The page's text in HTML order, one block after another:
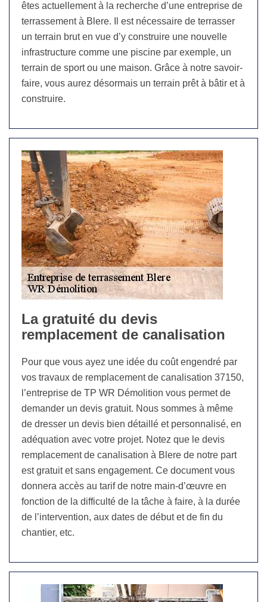
êtes actuellement à la recherche d’une entreprise de
terrassement à Blere. Il est nécessaire de terrasser
un terrain brut en vue d’y construire une nouvelle
infrastructure comme une piscine par exemple, un
terrain de sport ou une maison. Grâce à notre savoir-
faire, vous aurez désormais un terrain prêt à bâtir et à
construire.
La gratuité du devis
remplacement de canalisation
Pour que vous ayez une idée du coût engendré par
vos travaux de remplacement de canalisation 37150,
l’entreprise de TP WR Démolition vous permet de
demander un devis gratuit. Nous sommes à même
de dresser un devis bien détaillé et personnalisé, en
adéquation avec votre projet. Notez que le devis
remplacement de canalisation à Blere de notre part
est gratuit et sans engagement. Ce document vous
donnera accès au tarif de notre main-d’œuvre en
fonction de la difficulté de la tâche à faire, à la durée
de l’intervention, aux dates de début et de fin du
chantier, etc.